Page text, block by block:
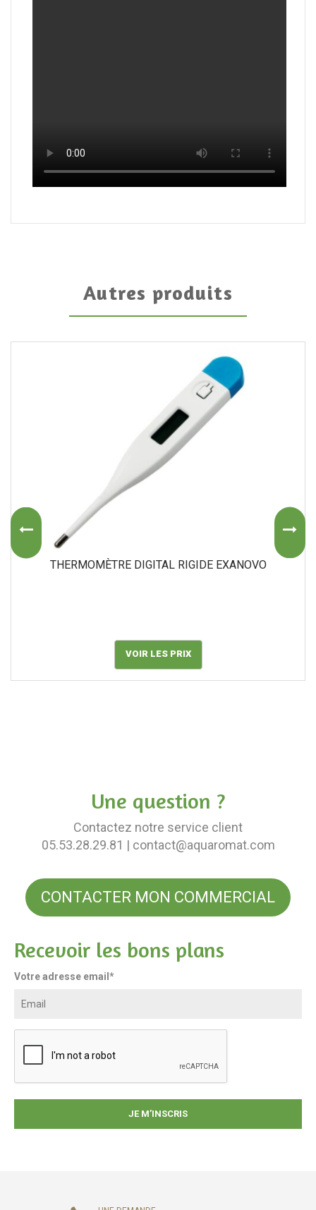
Autres produits
THERMOMÈTRE DIGITAL RIGIDE EXANOVO
VOIR LES PRIX
Une question ?
Contactez notre service client
05.53.28.29.81 | contact@aquaromat.com
CONTACTER MON COMMERCIAL
Recevoir les bons plans
Votre adresse email*